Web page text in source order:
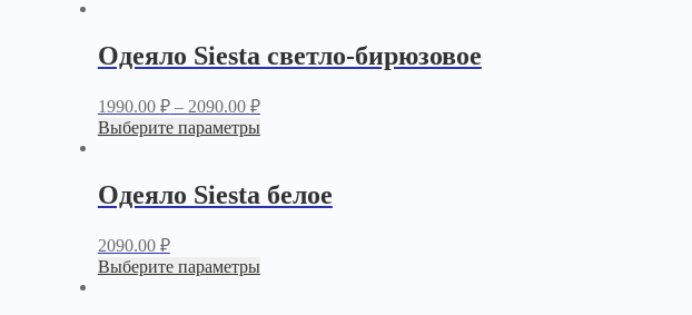
Одеяло Siesta светло-бирюзовое
1990.00 ₽– 2090.00 ₽
Выберите параметры
Одеяло Siesta белое
2090.00 ₽
Выберите параметры